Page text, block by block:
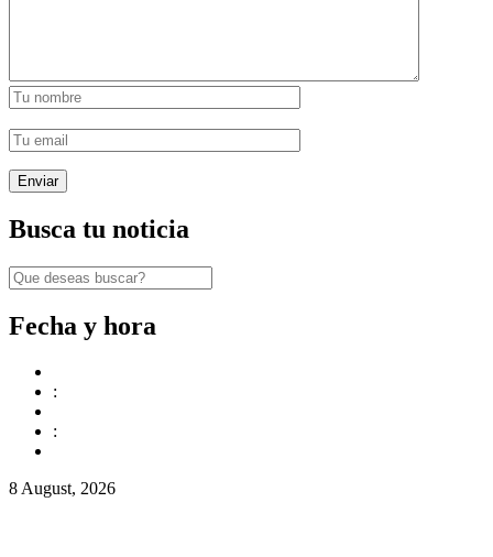
Busca tu noticia
Fecha y hora
:
:
8 August, 2026